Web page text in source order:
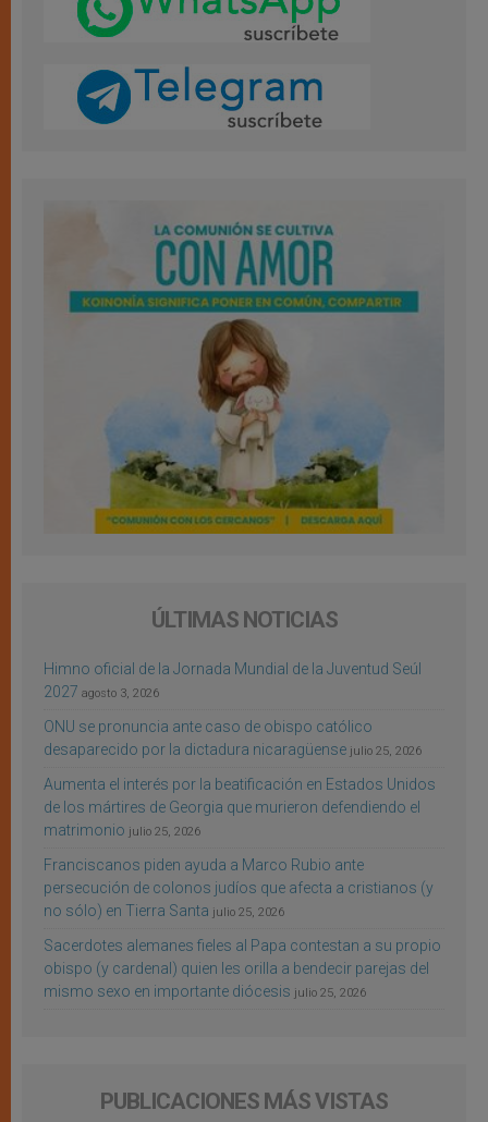
ÚLTIMAS NOTICIAS
Himno oficial de la Jornada Mundial de la Juventud Seúl
2027 agosto 3, 2026
ONU se pronuncia ante caso de obispo católico
desaparecido por la dictadura nicaragüense julio 25, 2026
Aumenta el interés por la beatificación en Estados Unidos
de los mártires de Georgia que murieron defendiendo el
matrimonio julio 25, 2026
Franciscanos piden ayuda a Marco Rubio ante
persecución de colonos judíos que afecta a cristianos (y
no sólo) en Tierra Santa julio 25, 2026
Sacerdotes alemanes fieles al Papa contestan a su propio
obispo (y cardenal) quien les orilla a bendecir parejas del
mismo sexo en importante diócesis julio 25, 2026
PUBLICACIONES MÁS VISTAS